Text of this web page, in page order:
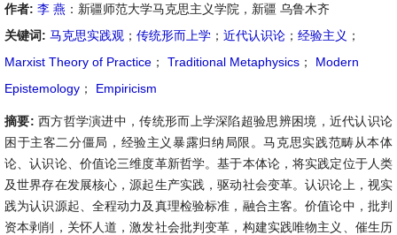
作者: 李 燕 ：新疆师范大学马克思主义学院，新疆 乌鲁木齐
关键词: 马克思实践观 ； 传统形而上学 ； 近代认识论 ； 经验主义 ；
Marxist Theory of Practice ； Traditional Metaphysics ；
Modern
Epistemology ； Empiricism
摘要: 西方哲学演进中，传统形而上学深陷超验思辨困境，近代认识论
困于主客二分僵局，经验主义暴露归纳局限。马克思实践范畴从本体
论、认识论、价值论三维度革新哲学。基于本体论，将实践定位于人类
及世界存在发展核心，源起生产实践，驱动社会变革。认识论上，视实
践为认识源起、全程动力及真理检验标准，融合主客。价值论中，批判
资本剥削，关怀人道，激发社会批判变革，构建实践唯物主义、催生历